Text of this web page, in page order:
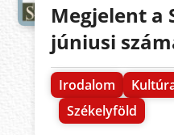
Megjelent a
júniusi
Irodalom
Székelyföld